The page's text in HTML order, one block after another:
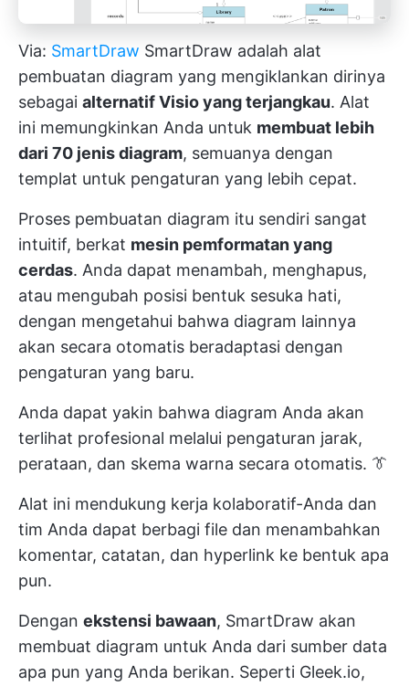
Via: SmartDraw SmartDraw adalah alat
pembuatan diagram yang mengiklankan dirinya
sebagai alternatif Visio yang terjangkau. Alat
ini memungkinkan Anda untuk membuat lebih
dari 70 jenis diagram, semuanya dengan
templat untuk pengaturan yang lebih cepat.
Proses pembuatan diagram itu sendiri sangat
intuitif, berkat mesin pemformatan yang
cerdas. Anda dapat menambah, menghapus,
atau mengubah posisi bentuk sesuka hati,
dengan mengetahui bahwa diagram lainnya
akan secara otomatis beradaptasi dengan
pengaturan yang baru.
Anda dapat yakin bahwa diagram Anda akan
terlihat profesional melalui pengaturan jarak,
perataan, dan skema warna secara otomatis. 👔
Alat ini mendukung kerja kolaboratif-Anda dan
tim Anda dapat berbagi file dan menambahkan
komentar, catatan, dan hyperlink ke bentuk apa
pun.
Dengan ekstensi bawaan, SmartDraw akan
membuat diagram untuk Anda dari sumber data
apa pun yang Anda berikan. Seperti Gleek.io,